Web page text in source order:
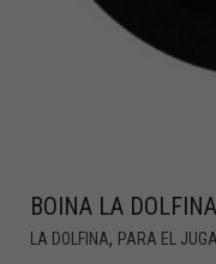
BOINA LA DOLFINA
LA DOLFINA, PARA EL